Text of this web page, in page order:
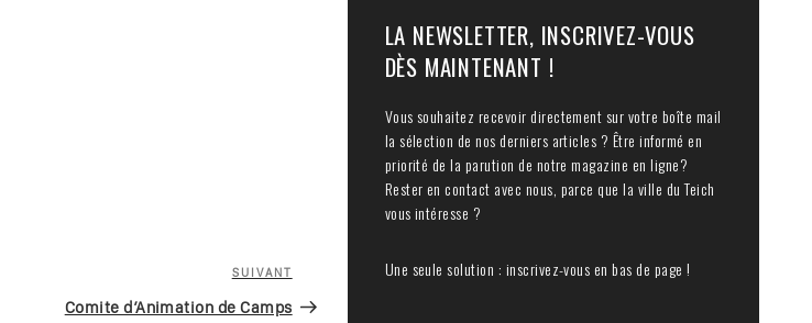
Article
suivant
SUIVANT
Comite d’Animation de Camps
LA NEWSLETTER, INSCRIVEZ-VOUS
DÈS MAINTENANT !
Vous souhaitez recevoir directement sur votre boîte mail
la sélection de nos derniers articles ? Être informé en
priorité de la parution de notre magazine en ligne?
Rester en contact avec nous, parce que la ville du Teich
vous intéresse ?
Une seule solution : inscrivez-vous en bas de page !